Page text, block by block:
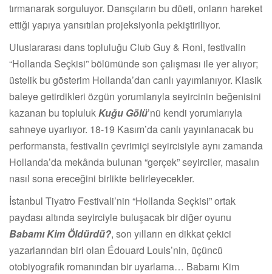
tırmanarak sorguluyor. Dansçıların bu düeti, onların hareket
ettiği yapıya yansıtılan projeksiyonla pekiştiriliyor.
Uluslararası dans topluluğu Club Guy & Roni, festivalin
“Hollanda Seçkisi” bölümünde son çalışması ile yer alıyor;
üstelik bu gösterim Hollanda’dan canlı yayımlanıyor. Klasik
baleye getirdikleri özgün yorumlarıyla seyircinin beğenisini
kazanan bu toplulukKuğu Gölü’nü kendi yorumlarıyla
sahneye uyarlıyor. 18-19 Kasım’da canlı yayınlanacak bu
performansta, festivalin çevrimiçi seyircisiyle aynı zamanda
Hollanda’da mekânda bulunan “gerçek” seyirciler, masalın
nasıl sona ereceğini birlikte belirleyecekler.
İstanbul Tiyatro Festivali’nin “Hollanda Seçkisi” ortak
paydası altında seyirciyle buluşacak bir diğer oyunu
Babamı Kim Öldürdü?, son yılların en dikkat çekici
yazarlarından biri olan Édouard Louis’nin, üçüncü
otobiyografik romanından bir uyarlama… Babamı Kim